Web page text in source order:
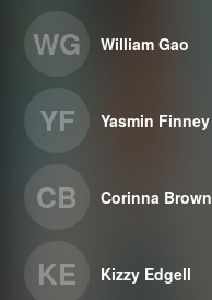
WG William Gao
YF Yasmin Finney
CB Corinna Brown
KE Kizzy Edgell